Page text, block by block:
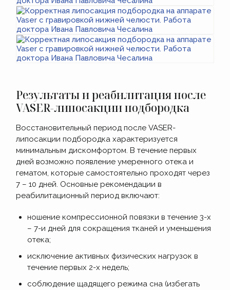
Результаты и реабилитация после
VASER-липосакции подбородка
Восстановительный период после VASER-
липосакции подбородка характеризуется
минимальным дискомфортом. В течение первых
дней возможно появление умеренного отека и
гематом, которые самостоятельно проходят через
7 – 10 дней. Основные рекомендации в
реабилитационный период включают:
ношение компрессионной повязки в течение 3-х
– 7-и дней для сокращения тканей и уменьшения
отека;
исключение активных физических нагрузок в
течение первых 2-х недель;
соблюдение щадящего режима сна (избегать